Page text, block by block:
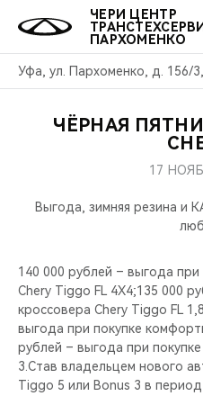
ЧЕРИ ЦЕНТР
ПАРХОМЕНКО
Уфа, ул. Пархоменко, д. 156/3,
СЕДАНЫ
НОВИНКИ
ПОДДЕРЖКА
CHERY CONNECT
МИР
CHERY В СОЦСЕТЯХ
ЛЮДИ CHERY
БЛАГОТВОРИТЕЛЬНОСТЬ
ОНЛАЙН
О
ЧЁРНАЯ
17
Выгода, зимняя резина и
140 000 рублей – выгода
Chery Tiggo FL 4X4;135 000
кроссовера Chery Tiggo FL
выгода при покупке
рублей – выгода при
3.Став владельцем нового
Tiggo 5 или Bonus 3 в